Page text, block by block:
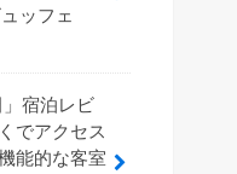
ッフェ
」宿泊レビ
でアクセス
能的な客室